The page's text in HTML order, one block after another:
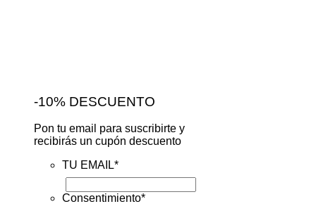
-10% DESCUENTO
Pon tu email para suscribirte y
recibirás un cupón descuento
TU EMAIL*
Consentimiento*